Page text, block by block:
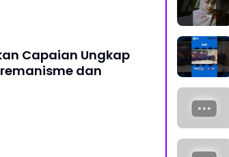
Capaian Ungkap
dan